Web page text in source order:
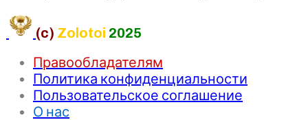
(c) Zolotoi 2025
Правообладателям
Политика конфиденциальности
Пользовательское соглашение
О нас